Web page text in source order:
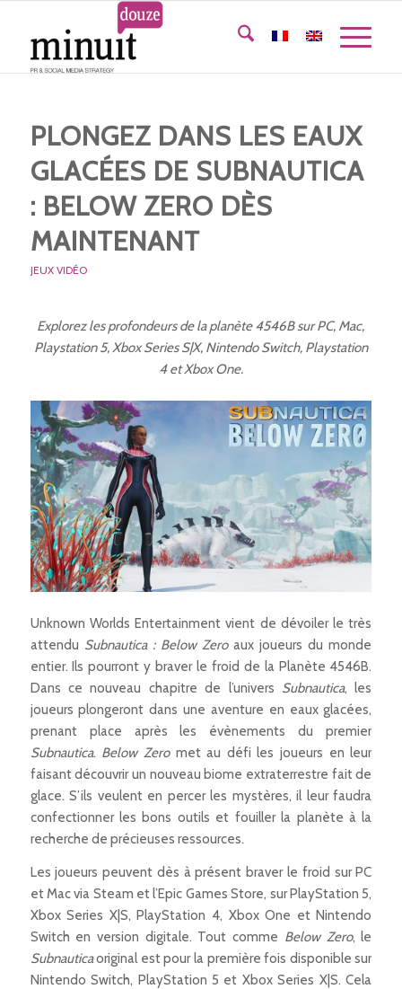
PLONGEZ DANS LES EAUX
GLACÉES DE SUBNAUTICA
: BELOW ZERO DÈS
MAINTENANT
JEUX VIDÉO
Explorez les profondeurs de la planète 4546B sur PC, Mac,
Playstation 5, Xbox Series S|X, Nintendo Switch, Playstation
4 et Xbox One.
Unknown Worlds Entertainment vient de dévoiler le très
attendu Subnautica : Below Zeroaux joueurs du monde
entier. Ils pourront y braver le froid de la Planète 4546B.
Dans ce nouveau chapitre de l’univers Subnautica, les
joueurs plongeront dans une aventure en eaux glacées,
prenant place après les évènements du premier
Subnautica. Below Zero met au défi les joueurs en leur
faisant découvrir un nouveau biome extraterrestre fait de
glace. S’ils veulent en percer les mystères, il leur faudra
confectionner les bons outils et fouiller la planète à la
recherche de précieuses ressources.
Les joueurs peuvent dès à présent braver le froid sur PC
et Mac via Steam et l’Epic Games Store, sur PlayStation 5,
Xbox Series X|S, PlayStation 4, Xbox One et Nintendo
Switch en version digitale. Tout comme Below Zero, le
Subnauticaoriginal est pour la première fois disponible sur
Nintendo Switch, PlayStation 5 et Xbox Series X|S. Cela